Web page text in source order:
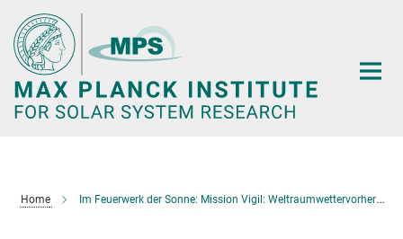
Main-
Content
Home Im Feuerwerk der Sonne: Mission Vigil: Weltraumwettervorhersagen aus einzigartiger Perspektive (Johann Hirzberger)